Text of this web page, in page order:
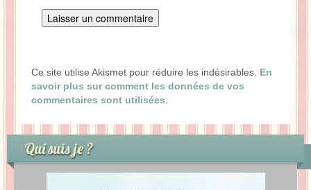
Ce site utilise Akismet pour réduire les indésirables. En
savoir plus sur comment les données de vos
commentaires sont utilisées
Qui suis je ?